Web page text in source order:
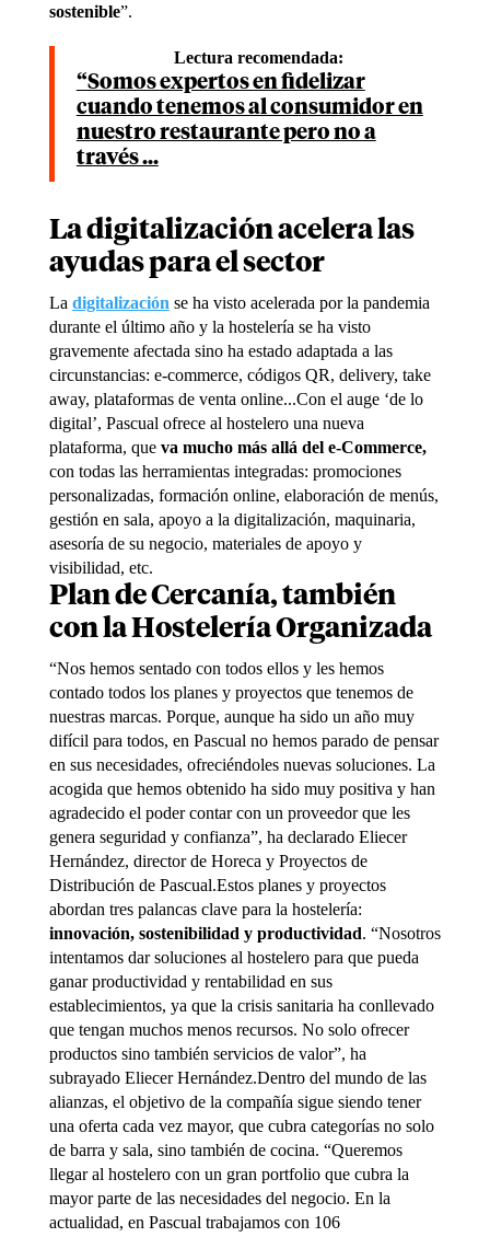
sostenible”.
Lectura recomendada:
“Somos expertos en fidelizar
cuando tenemos al consumidor en
nuestro restaurante pero no a
través ...
La digitalización acelera las
ayudas para el sector
La digitalización se ha visto acelerada por la pandemia
durante el último año y la hostelería se ha visto
gravemente afectada sino ha estado adaptada a las
circunstancias: e-commerce, códigos QR, delivery, take
away, plataformas de venta online...Con el auge ‘de lo
digital’, Pascual ofrece al hostelero una nueva
plataforma, queva mucho más allá del e-Commerce,
con todas las herramientas integradas: promociones
personalizadas, formación online, elaboración de menús,
gestión en sala, apoyo a la digitalización, maquinaria,
asesoría de su negocio, materiales de apoyo y
visibilidad, etc.
Plan de Cercanía, también
con la Hostelería Organizada
“Nos hemos sentado con todos ellos y les hemos
contado todos los planes y proyectos que tenemos de
nuestras marcas. Porque, aunque ha sido un año muy
difícil para todos, en Pascual no hemos parado de pensar
en sus necesidades, ofreciéndoles nuevas soluciones. La
acogida que hemos obtenido ha sido muy positiva y han
agradecido el poder contar con un proveedor que les
genera seguridad y confianza”, ha declarado Eliecer
Hernández, director de Horeca y Proyectos de
Distribución de Pascual.Estos planes y proyectos
abordan tres palancas clave para la hostelería:
innovación, sostenibilidad y productividad. “Nosotros
intentamos dar soluciones al hostelero para que pueda
ganar productividad y rentabilidad en sus
establecimientos, ya que la crisis sanitaria ha conllevado
que tengan muchos menos recursos. No solo ofrecer
productos sino también servicios de valor”, ha
subrayado Eliecer Hernández.Dentro del mundo de las
alianzas, el objetivo de la compañía sigue siendo tener
una oferta cada vez mayor, que cubra categorías no solo
de barra y sala, sino también de cocina. “Queremos
llegar al hostelero con un gran portfolio que cubra la
mayor parte de las necesidades del negocio. En la
actualidad, en Pascual trabajamos con 106